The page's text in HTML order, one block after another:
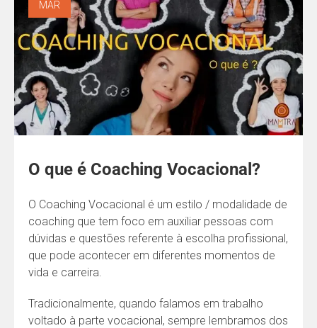
O que é Coaching Vocacional?
MAR
O Coaching Vocacional é um estilo / modalidade de
coaching que tem foco em auxiliar pessoas com
dúvidas e questões referente à escolha profissional,
que pode acontecer em diferentes momentos de
vida e carreira.
Tradicionalmente, quando falamos em trabalho
voltado à parte vocacional, sempre lembramos dos